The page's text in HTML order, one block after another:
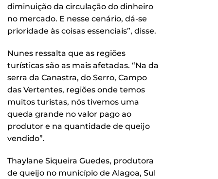
diminuição da circulação do dinheiro
no mercado. E nesse cenário, dá-se
prioridade às coisas essenciais”, disse.
Nunes ressalta que as regiões
turísticas são as mais afetadas. “Na da
serra da Canastra, do Serro, Campo
das Vertentes, regiões onde temos
muitos turistas, nós tivemos uma
queda grande no valor pago ao
produtor e na quantidade de queijo
vendido”.
Thaylane Siqueira Guedes, produtora
de queijo no município de Alagoa, Sul